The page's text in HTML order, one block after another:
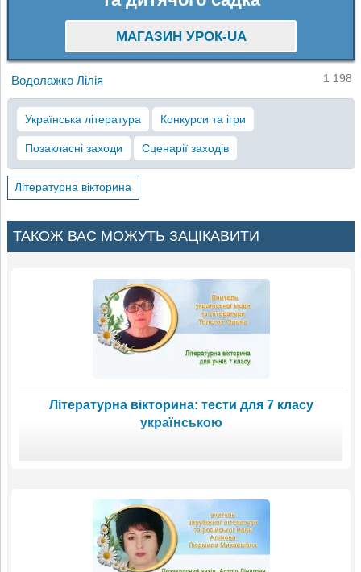
МАГАЗИН УРОК-UA
Водолажко Лілія 1 198
Українська література Конкурси та ігри
Позакласні заходи Сценарії заходів
Літературна вікторина
ТАКОЖ ВАС МОЖУТЬ ЗАЦІКАВИТИ
Літературна вікторина: тести для 7 класу
українською